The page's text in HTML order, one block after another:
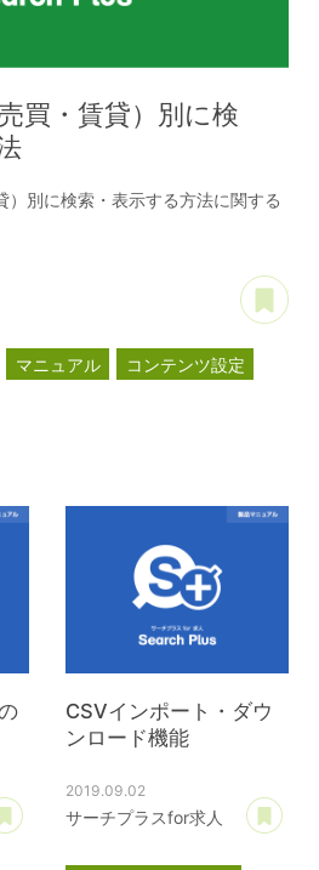
買・賃貸）別に検
）別に検索・表示する方法に関する
マニュアル
コンテンツ設定
あとで読む
CSVインポート・ダウ
ンロード機能
2019.09.02
サーチプラスfor求人